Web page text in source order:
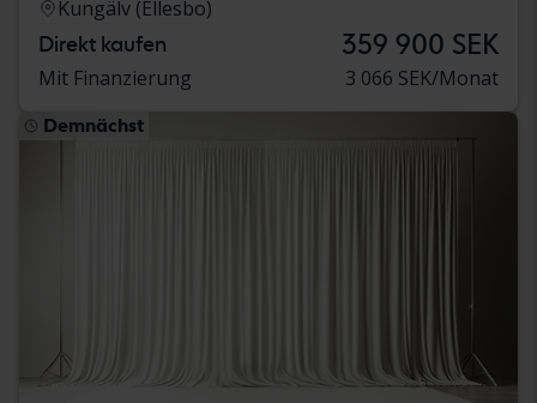
Kungälv (Ellesbo)
Direkt kaufen 359 900 SEK
Mit Finanzierung 3 066 SEK/Monat
Demnächst